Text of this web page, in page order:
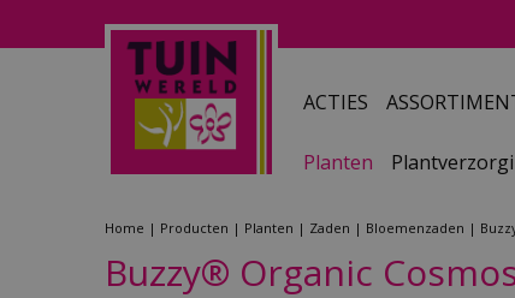
Home Producten Planten Zaden Bloemenzaden
ACTIES
Planten
Buzzy® Organic